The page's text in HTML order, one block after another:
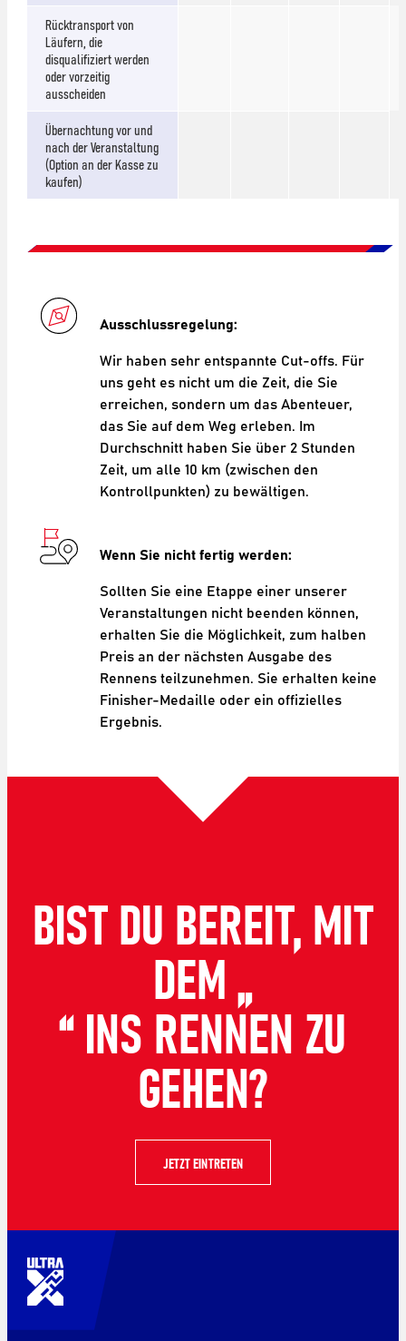
Rücktransport von
Läufern, die
disqualifiziert werden
oder vorzeitig
ausscheiden
Übernachtung vor und
nach der Veranstaltung
(Option an der Kasse zu
kaufen)
Ausschlussregelung:
Wir haben sehr entspannte Cut-offs. Für
uns geht es nicht um die Zeit, die Sie
erreichen, sondern um das Abenteuer,
das Sie auf dem Weg erleben. Im
Durchschnitt haben Sie über 2 Stunden
Zeit, um alle 10 km (zwischen den
Kontrollpunkten) zu bewältigen.
Wenn Sie nicht fertig werden:
Sollten Sie eine Etappe einer unserer
Veranstaltungen nicht beenden können,
erhalten Sie die Möglichkeit, zum halben
Preis an der nächsten Ausgabe des
Rennens teilzunehmen. Sie erhalten keine
Finisher-Medaille oder ein offizielles
Ergebnis.
BIST DU BEREIT, MIT
DEM „
“ INS RENNEN ZU
GEHEN?
JETZT EINTRETEN